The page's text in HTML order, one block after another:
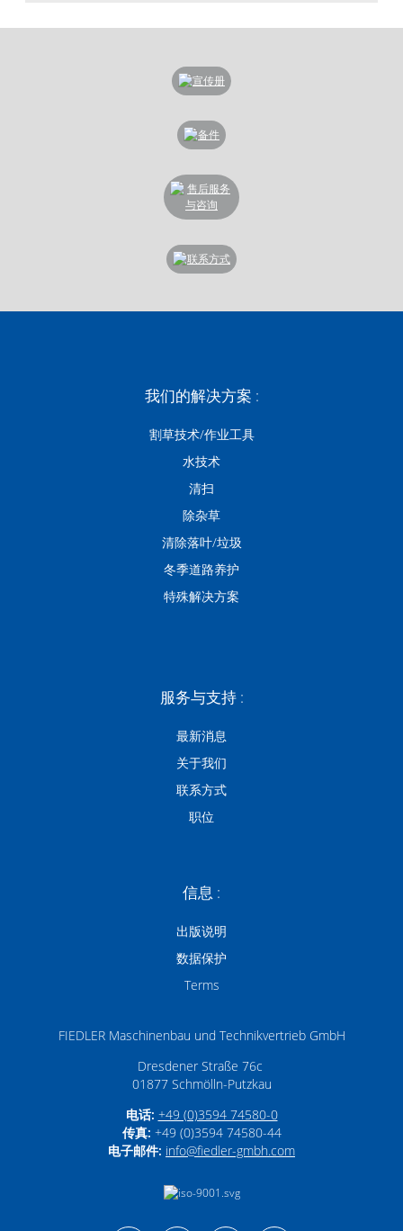
我们的解决方案 :
割草技术/作业工具
水技术
清扫
除杂草
清除落叶/垃圾
冬季道路养护
特殊解决方案
服务与支持 :
最新消息
关于我们
联系方式
职位
信息 :
出版说明
数据保护
Terms
FIEDLER Maschinenbau und Technikvertrieb GmbH
Dresdener Straße 76c
01877 Schmölln-Putzkau
电话: +49 (0)3594 74580-0
传真: +49 (0)3594 74580-44
电子邮件: info­@­fiedler-gmbh­.­com